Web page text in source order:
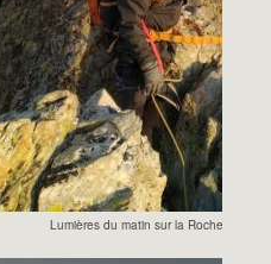
Lumières du matin sur la Roche Faurio.